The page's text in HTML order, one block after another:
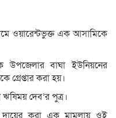
ওয়ারেন্টভুক্ত এক আসামিকে
উপজেলার বাঘা ইউনিয়নের
গ্রেপ্তার করা হয়।
দেব’র পুত্র।